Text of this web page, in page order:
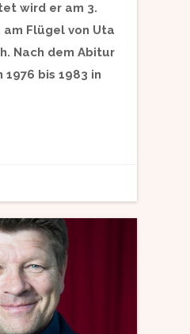
wird er am 3.
am Flügel von Uta
Nach dem Abitur
bis 1983 in